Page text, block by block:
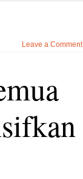
Leave a Comment